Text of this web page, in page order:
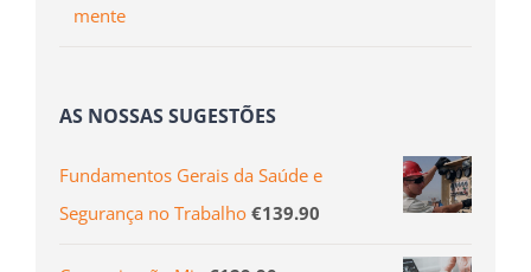
mente
AS NOSSAS SUGESTÕES
Fundamentos Gerais da Saúde e
Segurança no Trabalho €139.90